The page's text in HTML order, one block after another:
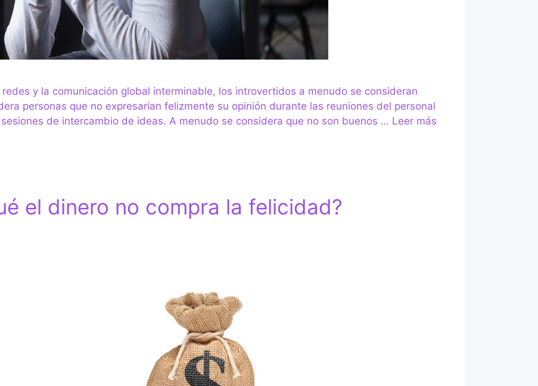
y la comunicación global interminable, los introvertidos a menudo se consideran
personas que no expresarían felizmente su opinión durante las reuniones del personal
de intercambio de ideas. A menudo se considera que no son buenos … Leer más
el dinero no compra la felicidad?